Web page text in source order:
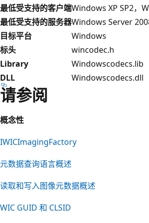
最低受支持的客户端Windows XP SP2，
最低受支持的服务器Windows Server
目标平台
Windows
标头
wincodec.h
Library
Windowscodecs.lib
DLL
Windowscodecs.dll
请参阅
概念性
IWICImagingFactory
元数据查询语言概述
读取和写入图像元数据概述
WIC GUID 和 CLSID